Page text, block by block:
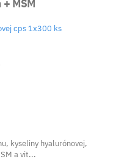
MSM
cps 1x300 ks
kyseliny hyalurónovej,
a vit...